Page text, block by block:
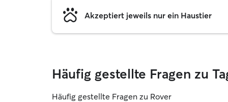
Akzeptiert jeweils nur ein Haustier
Häufig gestellte Fragen zu
Häufig gestellte Fragen zu Rover